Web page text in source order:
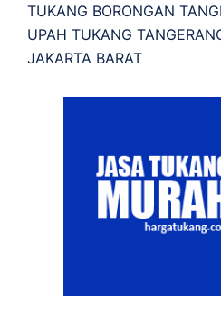
TUKANG BORONGAN
UPAH TUKANG
JAKARTA BARAT